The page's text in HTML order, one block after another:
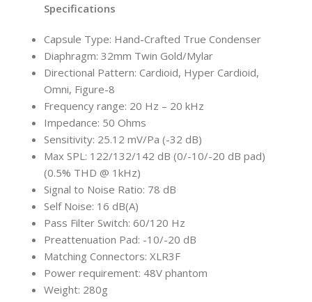
Specifications
Capsule Type: Hand-Crafted True Condenser
Diaphragm: 32mm Twin Gold/Mylar
Directional Pattern: Cardioid, Hyper Cardioid,
Omni, Figure-8
Frequency range: 20 Hz – 20 kHz
Impedance: 50 Ohms
Sensitivity: 25.12 mV/Pa (-32 dB)
Max SPL: 122/132/142 dB (0/-10/-20 dB pad)
(0.5% THD @ 1kHz)
Signal to Noise Ratio: 78 dB
Self Noise: 16 dB(A)
Pass Filter Switch: 60/120 Hz
Preattenuation Pad: -10/-20 dB
Matching Connectors: XLR3F
Power requirement: 48V phantom
Weight: 280g